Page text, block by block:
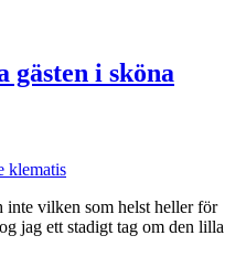
gästen i sköna
inte vilken som helst heller för
jag ett stadigt tag om den lilla